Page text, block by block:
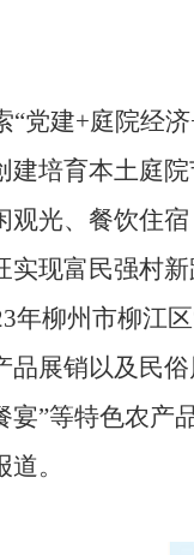
“党建+庭院经
建培育本土庭
观光、餐饮住
实现富民强村
年柳州市柳江区
品展销以及民
宴”等特色农产
。